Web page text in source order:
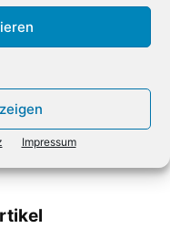
Impressum
Infinigate ergänzt